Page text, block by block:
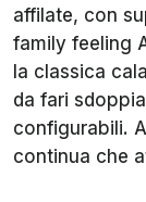
affilate, con
family feeling
la classica
da fari
configurabili.
continua che